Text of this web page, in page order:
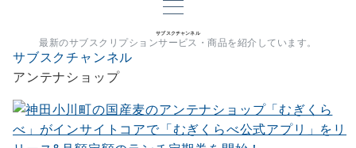
サブスクチャンネル
最新のサブスクリプションサービス・商品を紹介しています。
サブスクチャンネル
アンテナショップ